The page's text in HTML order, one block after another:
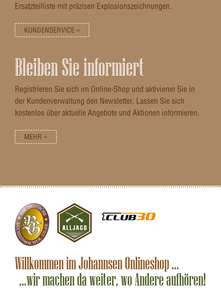
Ersatzteilliste mit präzisen Explosionszeichnungen.
KUNDENSERVICE »
Bleiben Sie informiert
Registrieren Sie sich im Online-Shop und aktivieren Sie in
der Kundenverwaltung den Newsletter. Lassen Sie sich
kostenlos über aktuelle Angebote und Aktionen informieren.
MEHR »
Willkommen im Johannsen Onlineshop ...
...wir machen da weiter, wo Andere aufhören!